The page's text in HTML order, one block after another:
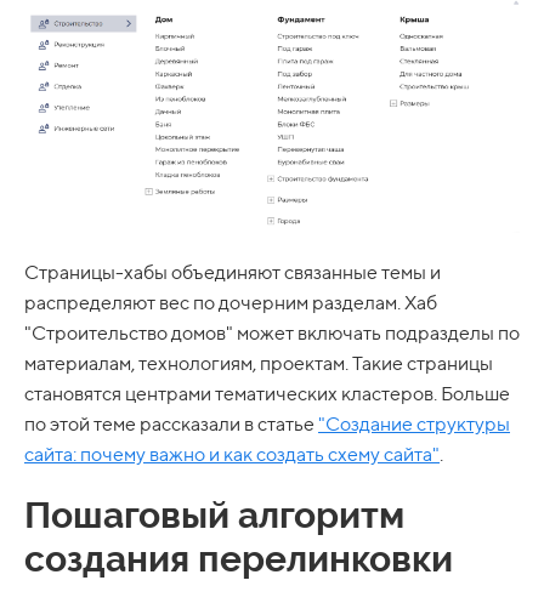
Страницы-хабы объединяют связанные темы и
распределяют вес по дочерним разделам. Хаб
"Строительство домов" может включать подразделы по
материалам, технологиям, проектам. Такие страницы
становятся центрами тематических кластеров. Больше
по этой теме рассказали в статье "Создание структуры
сайта: почему важно и как создать схему сайта".
Пошаговый алгоритм
создания перелинковки